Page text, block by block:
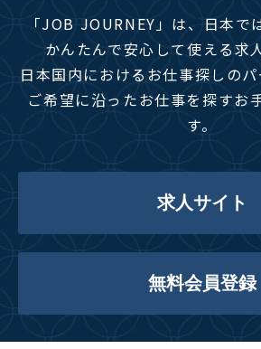
「JOB JOURNEY」は、日本で
かんたんで安心して使える求
日本国内におけるお仕事探しのパ
ご希望に沿ったお仕事を探すお
す。
求人サイト
無料会員登録